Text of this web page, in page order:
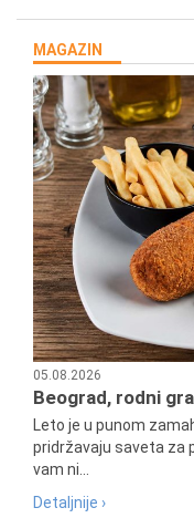
MAGAZIN
05.08.2026
Beograd, rodni
Leto je u punom
pridržavaju saveta za
vam ni...
Detaljnije ›